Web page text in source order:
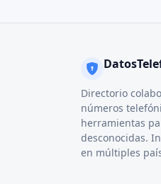
Directorio
números
herramientas
desconocidas.
en múltiples